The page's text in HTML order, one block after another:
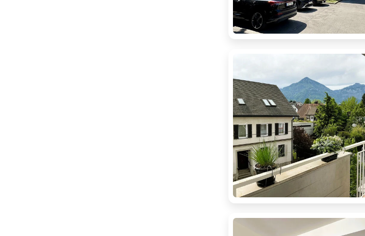
Sparkassen Real Immobilien
Nadja Suhonjic - Officemanagerin
T +43 (0)5 0100 - 26541
Sparkassen Real Immobilien
Fabian Franz Ess - Immobilienmakler
T +43 (0)5 0100 - 26546
fabian.ess@sreal.at
Hauptstraße 13
6840 Götzis
Sparkassen Real Immobilien
Pascal PETER - Immobilienmakler
T +43 (0)5 0 100 - 26540
pascal.peter@sreal.at
6830 Rankweil